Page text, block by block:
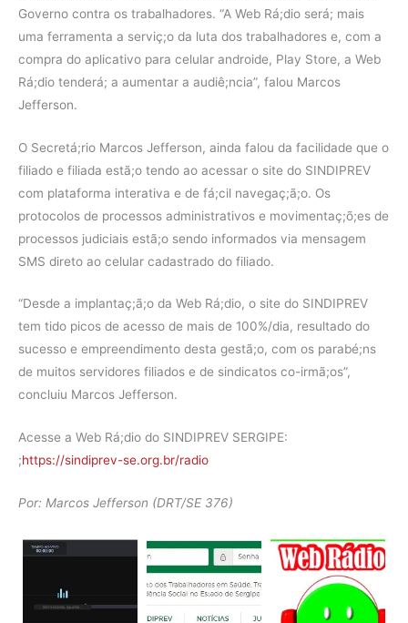
Governo contra os trabalhadores. “A Web Rá;dio será; mais
uma ferramenta a serviç;o da luta dos trabalhadores e, com a
compra do aplicativo para celular androide, Play Store, a Web
Rá;dio tenderá; a aumentar a audiê;ncia”, falou Marcos
Jefferson.
O Secretá;rio Marcos Jefferson, ainda falou da facilidade que o
filiado e filiada estã;o tendo ao acessar o site do SINDIPREV
com plataforma interativa e de fá;cil navegaç;ã;o. Os
protocolos de processos administrativos e movimentaç;õ;es de
processos judiciais estã;o sendo informados via mensagem
SMS direto ao celular cadastrado do filiado.
“Desde a implantaç;ã;o da Web Rá;dio, o site do SINDIPREV
tem tido picos de acesso de mais de 100%/dia, resultado do
sucesso e empreendimento desta gestã;o, com os parabé;ns
de muitos servidores filiados e de sindicatos co-irmã;os”,
concluiu Marcos Jefferson.
Acesse a Web Rá;dio do SINDIPREV SERGIPE:
;https://sindiprev-se.org.br/radio
Por: Marcos Jefferson (DRT/SE 376)